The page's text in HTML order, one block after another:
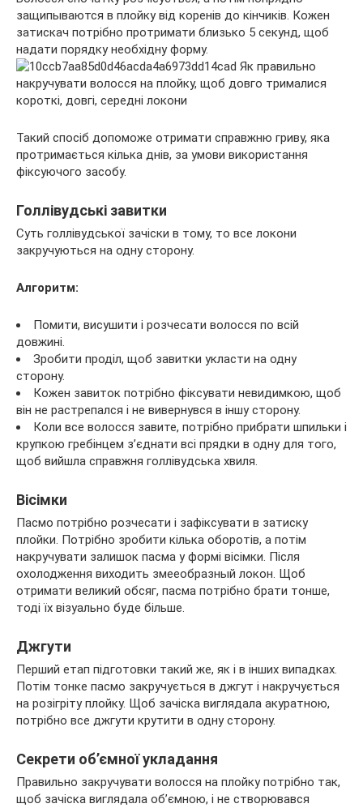
защипываются в плойку від коренів до кінчиків. Кожен
затискач потрібно протримати близько 5 секунд, щоб
надати порядку необхідну форму.
Такий спосіб допоможе отримати справжню гриву, яка
протримається кілька днів, за умови використання
фіксуючого засобу.
Голлівудські завитки
Суть голлівудської зачіски в тому, то все локони
закручуються на одну сторону.
Алгоритм:
Помити, висушити і розчесати волосся по всій
довжині.
Зробити проділ, щоб завитки укласти на одну
сторону.
Кожен завиток потрібно фіксувати невидимкою, щоб
він не растрепался і не вивернувся в іншу сторону.
Коли все волосся завите, потрібно прибрати шпильки і
крупкою гребінцем з’єднати всі прядки в одну для того,
щоб вийшла справжня голлівудська хвиля.
Вісімки
Пасмо потрібно розчесати і зафіксувати в затиску
плойки. Потрібно зробити кілька оборотів, а потім
накручувати залишок пасма у формі вісімки. Після
охолодження виходить змееобразный локон. Щоб
отримати великий обсяг, пасма потрібно брати тонше,
тоді їх візуально буде більше.
Джгути
Перший етап підготовки такий же, як і в інших випадках.
Потім тонке пасмо закручується в джгут і накручується
на розігріту плойку. Щоб зачіска виглядала акуратною,
потрібно все джгути крутити в одну сторону.
Секрети об’ємної укладання
Правильно закручувати волосся на плойку потрібно так,
щоб зачіска виглядала об’ємною, і не створювався